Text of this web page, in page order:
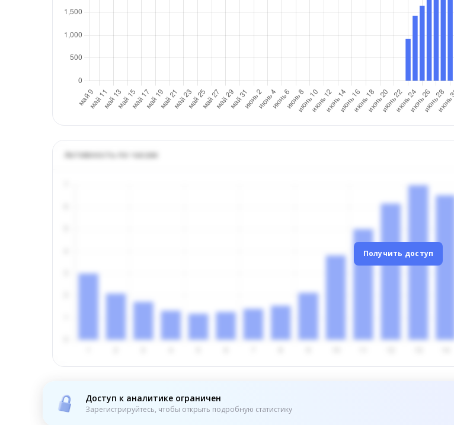
Активность по часам
Получить доступ
Доступ к аналитике ограничен
Зарегистрируйтесь, чтобы открыть подробную статистику